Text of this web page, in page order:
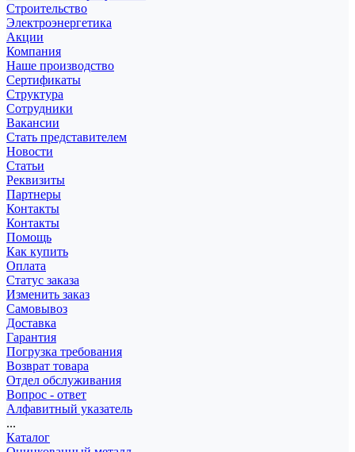
Строительство
Электроэнергетика
Акции
Компания
Наше производство
Сертификаты
Структура
Сотрудники
Вакансии
Стать представителем
Новости
Статьи
Реквизиты
Партнеры
Контакты
Контакты
Помощь
Как купить
Оплата
Статус заказа
Изменить заказ
Самовывоз
Доставка
Гарантия
Погрузка требования
Возврат товара
Отдел обслуживания
Вопрос - ответ
Алфавитный указатель
...
Каталог